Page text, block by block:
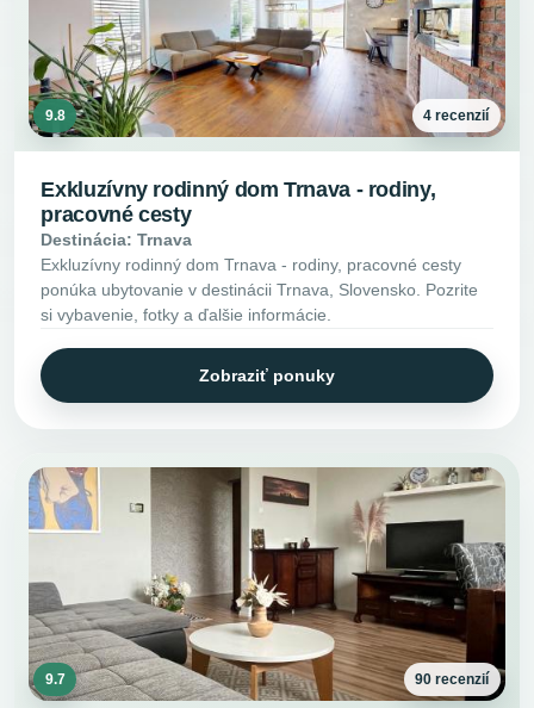
9.8 4 recenzií
Exkluzívny rodinný dom Trnava - rodiny,
pracovné cesty
Destinácia: Trnava
Exkluzívny rodinný dom Trnava - rodiny, pracovné cesty
ponúka ubytovanie v destinácii Trnava, Slovensko. Pozrite
si vybavenie, fotky a ďalšie informácie.
Zobraziť ponuky
9.7 90 recenzií